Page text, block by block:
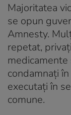
Majoritatea
se opun
Amnesty.
repetat,
medicamente
condamnați
executați în
comune.